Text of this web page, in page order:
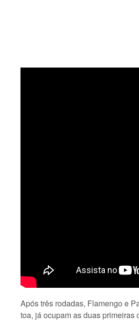
Após três rodadas, Flamengo e
toa, já ocupam as duas